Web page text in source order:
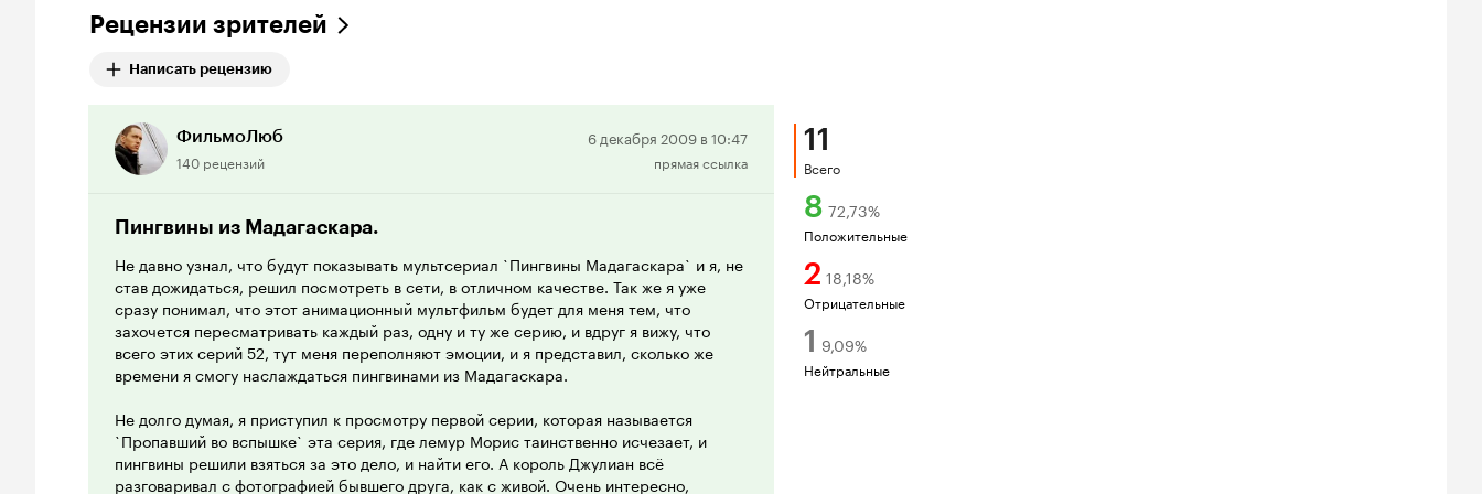
Рецензии зрителей
Написать рецензию
ФильмоЛюб
140 рецензий
Положительная
рецензия
6 декабря 2009 в 10:47
прямая ссылка
Пингвины из Мадагаскара.
Не давно узнал, что будут показывать мультсериал `Пингвины Мадагаскара` и я, не
став дожидаться, решил посмотреть в сети, в отличном качестве. Так же я уже
сразу понимал, что этот анимационный мультфильм будет для меня тем, что
захочется пересматривать каждый раз, одну и ту же серию, и вдруг я вижу, что
всего этих серий 52, тут меня переполняют эмоции, и я представил, сколько же
времени я смогу наслаждаться пингвинами из Мадагаскара.
Не долго думая, я приступил к просмотру первой серии, которая называется
`Пропавший во вспышке` эта серия, где лемур Морис таинственно исчезает, и
пингвины решили взяться за это дело, и найти его. А король Джулиан всё
разговаривал с фотографией бывшего друга, как с живой. Очень интересно,
11
Всего
8 72,73%
Положительные
2 18,18%
Отрицательные
1 9,09%
Нейтральные